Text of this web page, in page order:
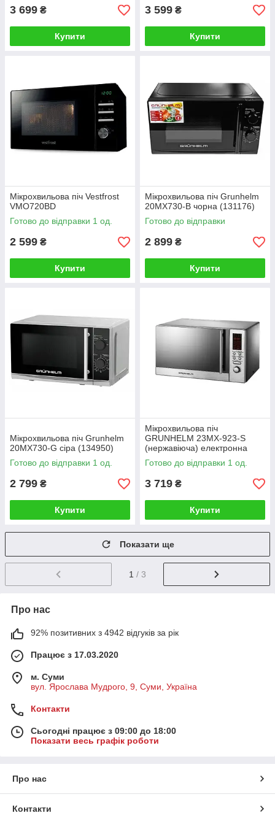
3 699 ₴
Купити
3 599 ₴
Купити
Мікрохвильова піч Vestfrost
VMO720BD
Готово до відправки 1 од.
2 599 ₴
Купити
Мікрохвильова піч Grunhelm
20MX730-B чорна (131176)
Готово до відправки
2 899 ₴
Купити
Мікрохвильова піч Grunhelm
20MX730-G сіра (134950)
Готово до відправки 1 од.
2 799 ₴
Купити
Мікрохвильова піч
GRUNHELM 23MX-923-S
(нержавіюча) електронна
(106813)
Готово до відправки 1 од.
3 719 ₴
Купити
Показати ще
1 / 3
Про нас
92% позитивних з 4942 відгуків за рік
Працює з 17.03.2020
м. Суми
вул. Ярослава Мудрого, 9, Суми, Україна
Контакти
Сьогодні працює з 09:00 до 18:00
Показати весь графік роботи
Про нас
Контакти